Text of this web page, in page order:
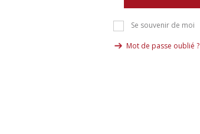
Se souvenir de moi
Mot de passe oublié ?